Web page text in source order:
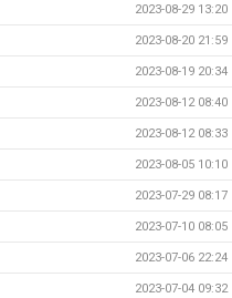
2023-08-29 13:20
2023-08-20 21:59
2023-08-19 20:34
2023-08-12 08:40
2023-08-12 08:33
2023-08-05 10:10
2023-07-29 08:17
2023-07-10 08:05
2023-07-06 22:24
2023-07-04 09:32